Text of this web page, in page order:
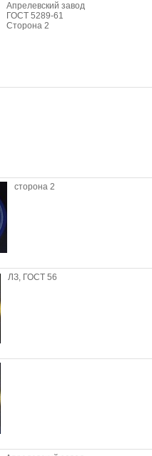
Апрелевский завод
ГОСТ 5289-61
Сторона 2
сторона 2
ЛЗ, ГОСТ 56